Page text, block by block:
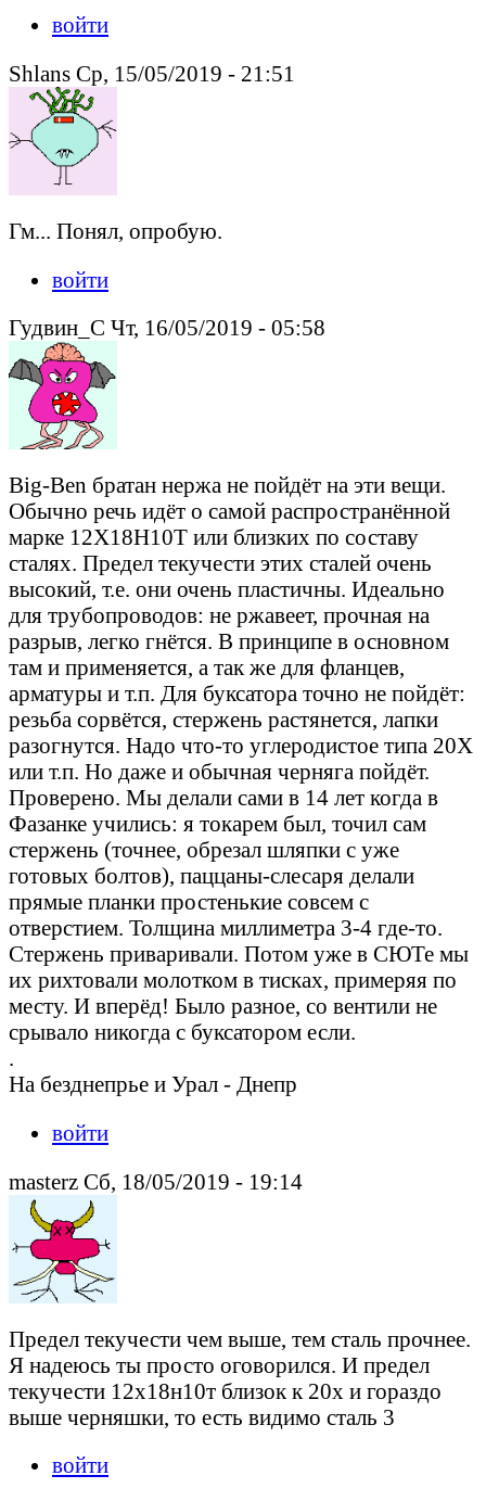
войти
Shlans Ср, 15/05/2019 - 21:51
Гм... Понял, опробую.
войти
Гудвин_С Чт, 16/05/2019 - 05:58
Big-Ben братан нержа не пойдёт на эти вещи.
Обычно речь идёт о самой распространённой
марке 12Х18Н10Т или близких по составу
сталях. Предел текучести этих сталей очень
высокий, т.е. они очень пластичны. Идеально
для трубопроводов: не ржавеет, прочная на
разрыв, легко гнётся. В принципе в основном
там и применяется, а так же для фланцев,
арматуры и т.п. Для буксатора точно не пойдёт:
резьба сорвётся, стержень растянется, лапки
разогнутся. Надо что-то углеродистое типа 20Х
или т.п. Но даже и обычная черняга пойдёт.
Проверено. Мы делали сами в 14 лет когда в
Фазанке учились: я токарем был, точил сам
стержень (точнее, обрезал шляпки с уже
готовых болтов), паццаны-слесаря делали
прямые планки простенькие совсем с
отверстием. Толщина миллиметра 3-4 где-то.
Стержень приваривали. Потом уже в СЮТе мы
их рихтовали молотком в тисках, примеряя по
месту. И вперёд! Было разное, со вентили не
срывало никогда с буксатором если.
.
На безднепрье и Урал - Днепр
войти
masterz Сб, 18/05/2019 - 19:14
Предел текучести чем выше, тем сталь прочнее.
Я надеюсь ты просто оговорился. И предел
текучести 12х18н10т близок к 20х и гораздо
выше черняшки, то есть видимо сталь 3
войти